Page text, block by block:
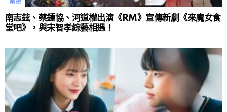
電視
南志鉉、蔡鍾協、河道權出演《RM》宣傳新劇《來魔女食
堂吧》，與宋智孝綜藝相遇！